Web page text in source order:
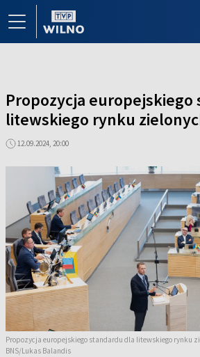
Propozycja europejskiego
litewskiego rynku
12.09.2024, 20:00
Propozycja europejskiego standardu dla litewskiego rynku
BNS/Lukas Balandis